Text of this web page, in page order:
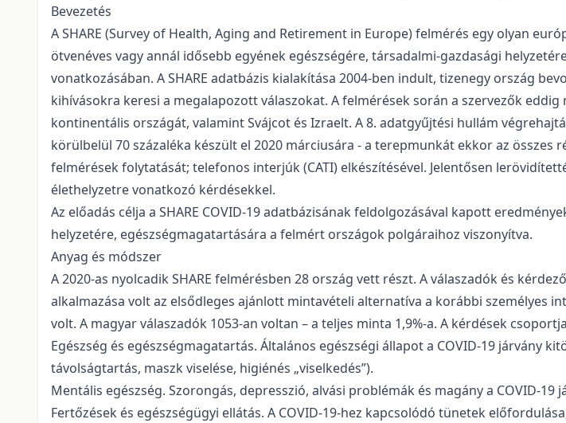
Bevezetés
A SHARE (Survey of Health, Aging and Retirement in Europe) felmérés egy olyan
ötvenéves vagy annál idősebb egyének egészségére, társadalmi-gazdasági
vonatkozásában. A SHARE adatbázis kialakítása 2004-ben indult, tizenegy ország
kihívásokra keresi a megalapozott válaszokat. A felmérések során a szervezők
kontinentális országát, valamint Svájcot és Izraelt. A 8. adatgyűjtési hullám
körülbelül 70 százaléka készült el 2020 márciusára - a terepmunkát ekkor az
felmérések folytatását; telefonos interjúk (CATI) elkészítésével. Jelentősen
élethelyzetre vonatkozó kérdésekkel.
Az előadás célja a SHARE COVID-19 adatbázisának feldolgozásával kapott
helyzetére, egészségmagatartására a felmért országok polgáraihoz viszonyítva.
Anyag és módszer
A 2020-as nyolcadik SHARE felmérésben 28 ország vett részt. A válaszadók és
alkalmazása volt az elsődleges ajánlott mintavételi alternatíva a korábbi személyes
volt. A magyar válaszadók 1053-an voltan – a teljes minta 1,9%-a. A kérdések
Egészség és egészségmagatartás. Általános egészségi állapot a COVID-19 járvány
távolságtartás, maszk viselése, higiénés „viselkedés”).
Mentális egészség. Szorongás, depresszió, alvási problémák és magány a COVID-19
Fertőzések és egészségügyi ellátás. A COVID-19-hez kapcsolódó tünetek